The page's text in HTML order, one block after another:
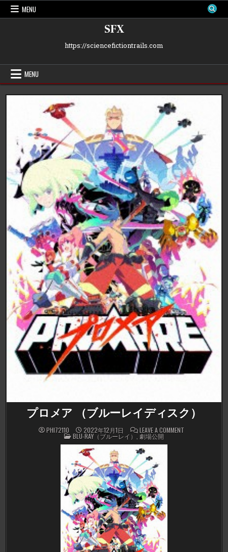
Skip
MENU
SFX
https://sciencefictiontrails.com
MENU
プロメア （ブルーレイディスク）
PHI72110 2022年12月1日 LEAVE A COMMENT
POSTED
IN
BLU-RAY（ブルーレイ）, 劇場公開